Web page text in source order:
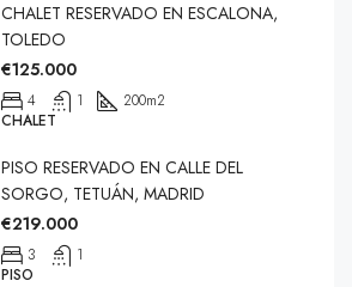
CHALET RESERVADO EN ESCALONA,
TOLEDO
€125.000
4 1 200m2
CHALET
PISO RESERVADO EN CALLE DEL
SORGO, TETUÁN, MADRID
€219.000
3
1
PISO